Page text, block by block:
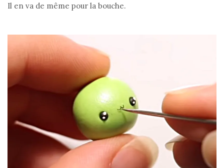
Il en va de même pour la bouche.